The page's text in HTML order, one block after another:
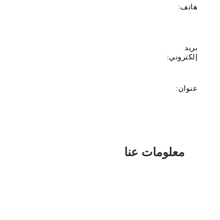
هاتف:
بريد
إلكتروني:
عنوان:
معلومات عنا